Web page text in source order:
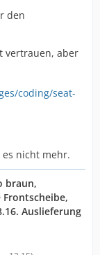
den
vertrauen, aber
coding/seat-
nicht mehr.
braun,
Frontscheibe,
Auslieferung